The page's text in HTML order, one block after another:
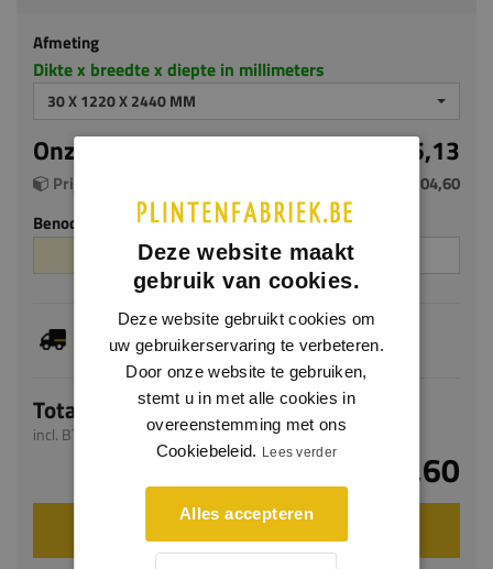
Afmeting
Dikte x breedte x diepte in millimeters
30 X 1220 X 2440 MM
Onze prijs per m² € 35,13
Prijs per plaat (2.9768 m²)
€ 104,60
Benodigde aantal m²
Aantal platen
Dit artikel is voorradig, de verwachte levertijd
bedraagt 1-3 werkdagen
Totaal
incl. BTW
€ 104,60
VOEG TOE AAN WINKELWAGEN
Deze website maakt
gebruik van cookies.
Deze website gebruikt cookies om
uw gebruikerservaring te verbeteren.
Door onze website te gebruiken,
stemt u in met alle cookies in
overeenstemming met ons
Cookiebeleid. Lees verder
Alles accepteren